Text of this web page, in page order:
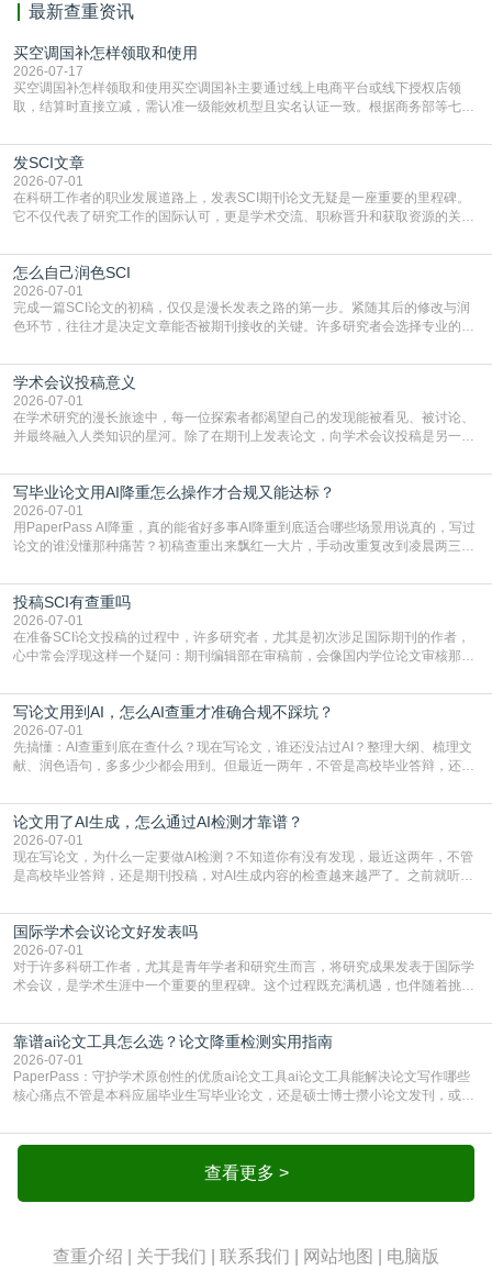
最新查重资讯
买空调国补怎样领取和使用
2026-07-17
买空调国补怎样领取和使用买空调国补主要通过线上电商平台或线下授权店领
取，结算时直接立减‌，需认准一级能效机型且实名认证一致。根据商务部等七部
能领到补贴首选‌京东APP‌搜索专属口令(如【家电补贴1637】、【国补立省
4949】等，口令会随活动更新，以页面显示为准)进入补贴专场。淘宝/天猫也可
复制粘贴【8$FKFGgJq
发SCI文章
2026-07-01
在科研工作者的职业发展道路上，发表SCI期刊论文无疑是一座重要的里程碑。
它不仅代表了研究工作的国际认可，更是学术交流、职称晋升和获取资源的关键
战与困惑。从选题立意到投稿回应，每一步都需要精心的策略与扎实的工作。本
篇AEIC学术交流中心小编就为大家介绍“发SCI文章”。一、精准定位是成功的第
一步发表SCI文章，首要解决的问题是“投
怎么自己润色SCI
2026-07-01
完成一篇SCI论文的初稿，仅仅是漫长发表之路的第一步。紧随其后的修改与润
色环节，往往才是决定文章能否被期刊接收的关键。许多研究者会选择专业的语
质量，更能在此过程中深化对学术写作的理解。如何系统、高效地打磨自己的论
文，使其在语言和学术表达上更符合国际期刊的要求，是每位研究者值得投入学
习的技能。本篇AEIC学术交流中心小编就为大家介
学术会议投稿意义
2026-07-01
在学术研究的漫长旅途中，每一位探索者都渴望自己的发现能被看见、被讨论、
并最终融入人类知识的星河。除了在期刊上发表论文，向学术会议投稿是另一个
广阔学术天地的大门，连接着个体研究与社会网络。本篇AEIC学术交流中心小编
就为大家介绍“学术会议投稿意义”。一、加速研究成果的传播与反馈学术会议通
常具有周期短、时效性强的特点。相比期刊漫长的
写毕业论文用AI降重怎么操作才合规又能达标？
2026-07-01
用PaperPass AI降重，真的能省好多事AI降重到底适合哪些场景用说真的，写过
论文的谁没懂那种痛苦？初稿查重出来飘红一大片，手动改重复改到凌晨两三
到秃头。这时候靠谱的AI降重真的就是救命稻草，选对工具，半天就能搞定你两
三天都做不完的事。不是所有人都需要用AI降重，但如果你符合下面这些场景，
真的可以试试：初稿写完重复率远超要
投稿SCI有查重吗
2026-07-01
在准备SCI论文投稿的过程中，许多研究者，尤其是初次涉足国际期刊的作者，
心中常会浮现这样一个疑问：期刊编辑部在审稿前，会像国内学位论文审核那
论文的初审通过率。实际上，SCI期刊对重复内容的审查是严谨投稿流程中不可
或缺的一环。本篇AEIC学术交流中心小编就为大家介绍“投稿SCI有查重吗”。
一、查重是标准流程答案是明确的：绝大多数S
写论文用到AI，怎么AI查重才准确合规不踩坑？
2026-07-01
先搞懂：AI查重到底在查什么？现在写论文，谁还没沾过AI？整理大纲、梳理文
献、润色语句，多多少少都会用到。但最近一两年，不管是高校毕业答辩，还是
须加做AI查重。很多人分不清，AI查重和普通查重到底有啥区别？这里说透：普
通查重查的是你的文字和已公开文献的重复比例，防的是抄袭；AI查重查的是你
的内容里，有多少是AI生成的，防的是过
论文用了AI生成，怎么通过AI检测才靠谱？
2026-07-01
现在写论文，为什么一定要做AI检测？不知道你有没有发现，最近这两年，不管
是高校毕业答辩，还是期刊投稿，对AI生成内容的检查越来越严了。之前就听身
要求修改，还差点被判定学术不规范，真的太冤了。现在国内多数高校和核心期
刊，都已经明确出台了相关规定：如果使用AI生成内容辅助写作，必须明确标
注，未标注的AI生成内容会被认定为不符合学
国际学术会议论文好发表吗
2026-07-01
对于许多科研工作者，尤其是青年学者和研究生而言，将研究成果发表于国际学
术会议，是学术生涯中一个重要的里程碑。这个过程既充满机遇，也伴随着挑
疑问：国际学术会议论文到底好不好发表？其价值和难度究竟如何衡量。本篇
AEIC学术交流中心小编就为大家介绍“国际学术会议论文好发表吗”。一、会议论
文发表的相对优势与期刊论文相比，国际会议论文的发
靠谱ai论文工具怎么选？论文降重检测实用指南
2026-07-01
PaperPass：守护学术原创性的优质ai论文工具ai论文工具能解决论文写作哪些
核心痛点不管是本科应届毕业生写毕业论文，还是硕士博士攒小论文发刊，或是
自己逐句读逐句改，熬好几个大夜不说，还经常改不到点上，交上去才发现重复
率超标，再返工太折腾。现在有了成熟的ai论文工具，这些痛点基本都能高效解
决。靠谱的ai论文工具，不止能帮你梳查看更多 >
查重介绍 关于我们 联系我们 网站地图 电脑版